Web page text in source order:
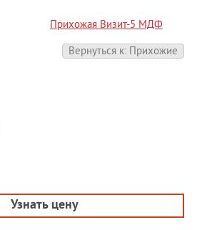
Прихожая Визит-5 МДФ
Вернуться к: Прихожие
Узнать цену